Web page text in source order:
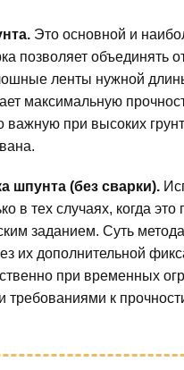
Это основной и
позволяет объединять
ленты нужной
максимальную
важную при высоких
шпунта (без сварки).
в тех случаях, когда это
заданием. Суть
их дополнительной
при временных
требованиями к